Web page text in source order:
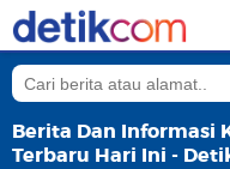
Berita Dan Informasi
Terbaru Hari Ini -